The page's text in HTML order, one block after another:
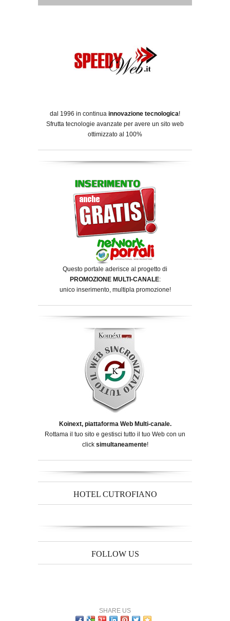
dal 1996 in continua innovazione tecnologica!
Sfrutta tecnologie avanzate per avere un sito web
ottimizzato al 100%
Questo portale aderisce al progetto di
PROMOZIONE MULTI-CANALE:
unico inserimento, multipla promozione!
Koinext, piattaforma Web Multi-canale.
Rottama il tuo sito e gestisci tutto il tuo Web con un
click simultaneamente!
HOTEL CUTROFIANO
FOLLOW US
SHARE US